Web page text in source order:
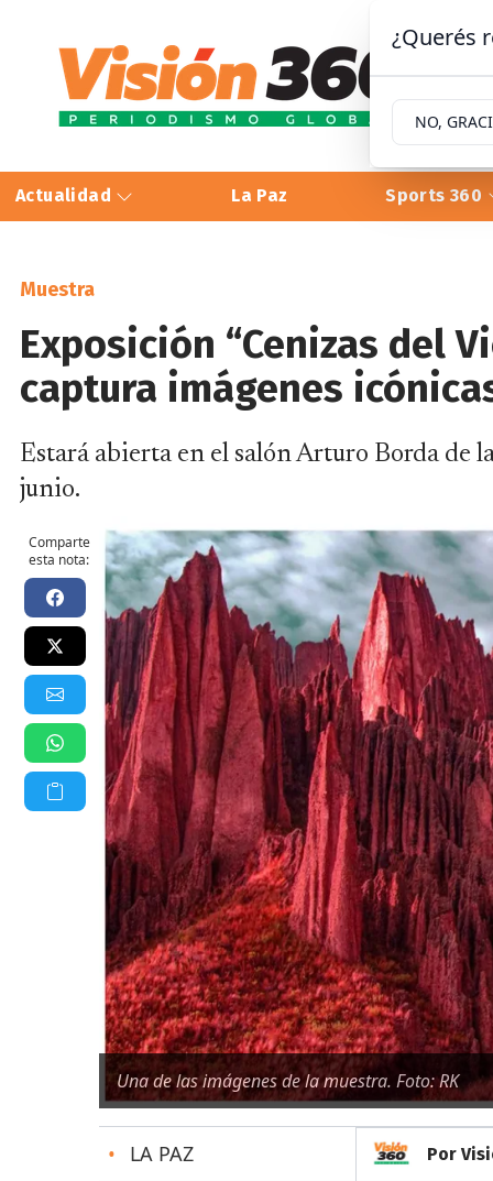
Actualidad La Paz Sports 360
Muestra
Exposición “Cenizas del
captura imágenes
Estará abierta en el salón Arturo Borda de
junio.
Comparte
esta nota:
Una de las imágenes de la muestra. Foto: RK
• LA PAZ Por
¿Querés
NO,